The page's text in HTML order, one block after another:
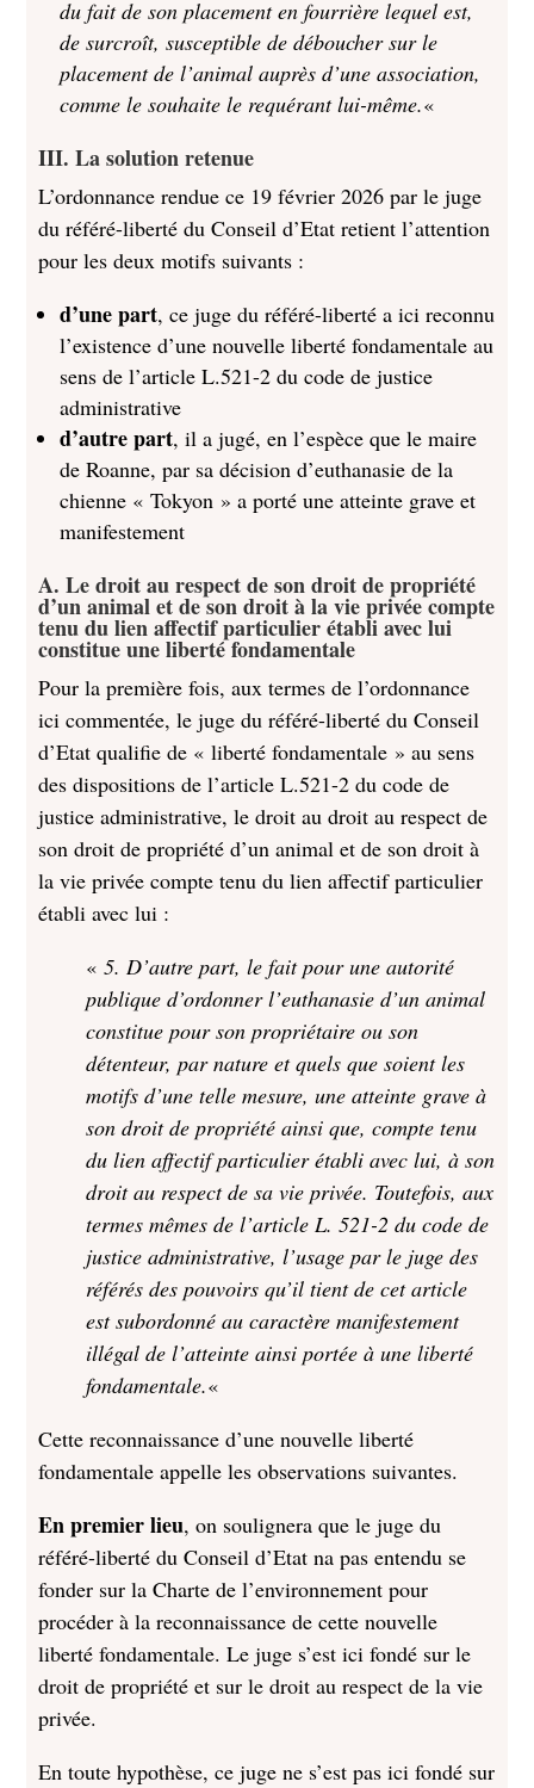
du fait de son placement en fourrière lequel est,
de surcroît, susceptible de déboucher sur le
placement de l’animal auprès d’une association,
comme le souhaite le requérant lui-même.«
III. La solution retenue
L’ordonnance rendue ce 19 février 2026 par le juge
du référé-liberté du Conseil d’Etat retient l’attention
pour les deux motifs suivants :
d’une part, ce juge du référé-liberté a ici reconnu
l’existence d’une nouvelle liberté fondamentale au
sens de l’article L.521-2 du code de justice
administrative
d’autre part, il a jugé, en l’espèce que le maire
de Roanne, par sa décision d’euthanasie de la
chienne « Tokyon » a porté une atteinte grave et
manifestement
A. Le droit au respect de son droit de propriété
d’un animal et de son droit à la vie privée compte
tenu du lien affectif particulier établi avec lui
constitue une liberté fondamentale
Pour la première fois, aux termes de l’ordonnance
ici commentée, le juge du référé-liberté du Conseil
d’Etat qualifie de « liberté fondamentale » au sens
des dispositions de l’article L.521-2 du code de
justice administrative, le droit au droit au respect de
son droit de propriété d’un animal et de son droit à
la vie privée compte tenu du lien affectif particulier
établi avec lui :
«5. D’autre part, le fait pour une autorité
publique d’ordonner l’euthanasie d’un animal
constitue pour son propriétaire ou son
détenteur, par nature et quels que soient les
motifs d’une telle mesure, une atteinte grave à
son droit de propriété ainsi que, compte tenu
du lien affectif particulier établi avec lui, à son
droit au respect de sa vie privée. Toutefois, aux
termes mêmes de l’article L. 521-2 du code de
justice administrative, l’usage par le juge des
référés des pouvoirs qu’il tient de cet article
est subordonné au caractère manifestement
illégal de l’atteinte ainsi portée à une liberté
fondamentale.«
Cette reconnaissance d’une nouvelle liberté
fondamentale appelle les observations suivantes.
En premier lieu, on soulignera que le juge du
référé-liberté du Conseil d’Etat na pas entendu se
fonder sur la Charte de l’environnement pour
procéder à la reconnaissance de cette nouvelle
liberté fondamentale. Le juge s’est ici fondé sur le
droit de propriété et sur le droit au respect de la vie
privée.
En toute hypothèse, ce juge ne s’est pas ici fondé sur